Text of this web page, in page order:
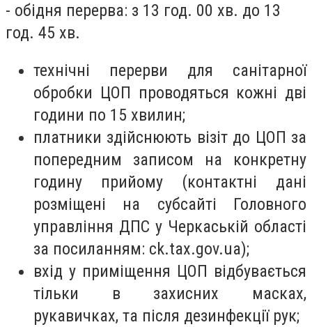
- обідня перерва: з 13 год. 00 хв. до 13
год. 45 хв.
технічні перерви для санітарної
обробки ЦОП проводяться кожні дві
години по 15 хвилин;
платники здійснюють візіт до ЦОП за
попередним записом на конкретну
годину прийому (контактні дані
розміщені на субсайті Головного
управління ДПС у Черкаській області
за посиланням: ck.tax.gov.ua);
вхід у приміщення ЦОП відбувається
тільки в захисних масках,
рукавичках, та після дезинфекції рук;